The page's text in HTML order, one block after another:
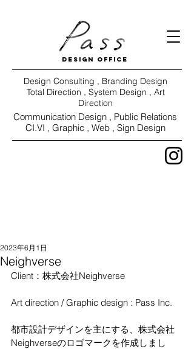
DESIGN OFFICE
Design Consulting , Branding Design
Total Direction , System Design , Art
Direction
Communication Design , Public Relations
CI.VI , Graphic , Web , Sign Design
Neighverse
2023年6月1日
Client：株式会社Neighverse
Art direction / Graphic design : Pass Inc.
都市設計デザインを主にする、株式会社
Neighverseのロゴマークを作成しまし